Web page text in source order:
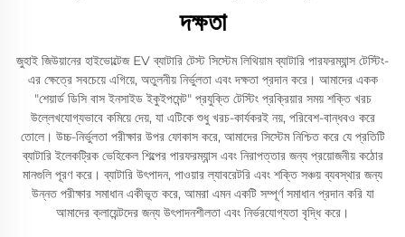
দক্ষতা
জুহাই জিউয়ানের হাইভোল্টেজ EV ব্যাটারি টেস্ট সিস্টেম লিথিয়াম ব্যাটারি পারফরম্যান্স টেস্টিং-
এর ক্ষেত্রে সবচেয়ে এগিয়ে, অতুলনীয় নির্ভুলতা এবং দক্ষতা প্রদান করে। আমাদের একক
"শেয়ার্ড ডিসি বাস ইনসাইড ইকুইপমেন্ট" প্রযুক্তি টেস্টিং প্রক্রিয়ার সময় শক্তি খরচ
উল্লেখযোগ্যভাবে কমিয়ে দেয়, যা এটিকে শুধু খরচ-কার্যকরই নয়, পরিবেশ-বান্ধবও করে
তোলে। উচ্চ-নির্ভুলতা পরীক্ষার উপর ফোকাস করে, আমাদের সিস্টেম নিশ্চিত করে যে প্রতিটি
ব্যাটারি ইলেকট্রিক ভেহিকেল শিল্পের পারফরম্যান্স এবং নিরাপত্তার জন্য প্রয়োজনীয় কঠোর
মানগুলি পূরণ করে। ব্যাটারি উৎপাদন, পাওয়ার ল্যাবরেটরি এবং শক্তি সঞ্চয় ব্যবস্থার জন্য
উন্নত পরীক্ষার সমাধান একীভূত করে, আমরা এমন একটি সম্পূর্ণ সমাধান প্রদান করি যা
আমাদের ক্লায়েন্টদের জন্য উৎপাদনশীলতা এবং নির্ভরযোগ্যতা বৃদ্ধি করে।